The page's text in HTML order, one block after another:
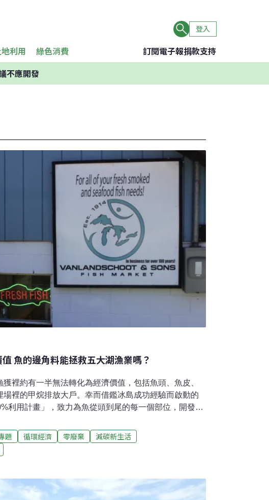
登入
利用 綠色消費 訂閱電子報捐款支持
不應開發
魚的邊角料能拯救五大湖漁業嗎？
裡約有一半無法轉化為經濟價值，包括魚頭、魚皮、
場裡的甲烷排放大戶。幸而借鑑冰島成功經驗而啟動的
利用計畫」，致力為魚從頭到尾的每一個部位，開發新
& Sons Fish Market）是個傳承五代的家族企業，長年在
不錯的時候一次可以捕到900多公斤的白鮭魚。然而，
部位後，留下的魚片往往只剩一半。「所以我們有數
）說，「這其中有商業上的考量，但我們
我們應該怎麼做才不辜負這些魚？』」答案很簡單：物
題 循環經濟 零廢棄
減碳新生活